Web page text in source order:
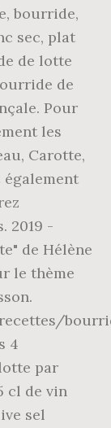
bourride,
sec, plat
de lotte
de
Pour
les
Carotte,
également
2019 -
de Hélène
le thème
4
par
cl de vin
sel